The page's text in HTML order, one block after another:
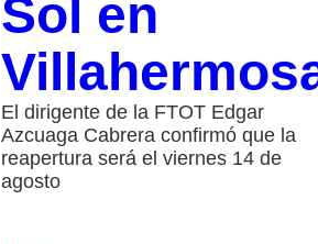
Sol en
El dirigente de la FTOT Edgar
Azcuaga Cabrera confirmó que la
reapertura será el viernes 14 de
agosto